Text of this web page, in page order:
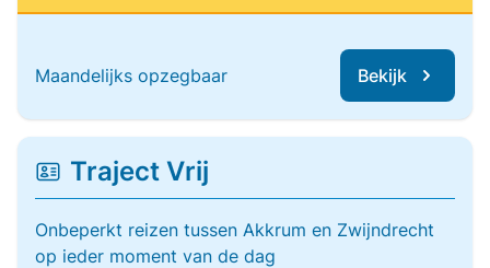
Maandelijks opzegbaar Bekijk
Traject Vrij
Onbeperkt reizen tussen Akkrum en Zwijndrecht
op ieder moment van de dag